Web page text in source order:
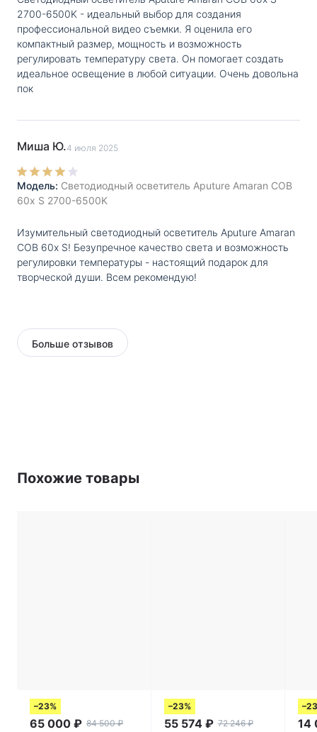
2700-6500K - идеальный выбор для создания
профессиональной видео съемки. Я оценила его
компактный размер, мощность и возможность
регулировать температуру света. Он помогает создать
идеальное освещение в любой ситуации. Очень довольна
пок
Миша Ю.4 июля 2025
Модель: Светодиодный осветитель Aputure Amaran COB
60x S 2700-6500K
Изумительный светодиодный осветитель Aputure Amaran
COB 60x S! Безупречное качество света и возможность
регулировки температуры - настоящий подарок для
творческой души. Всем рекомендую!
Больше отзывов
Похожие товары
–23%
65 000 ₽ 84 500 ₽
–23%
55 574 ₽ 72 246 ₽
14